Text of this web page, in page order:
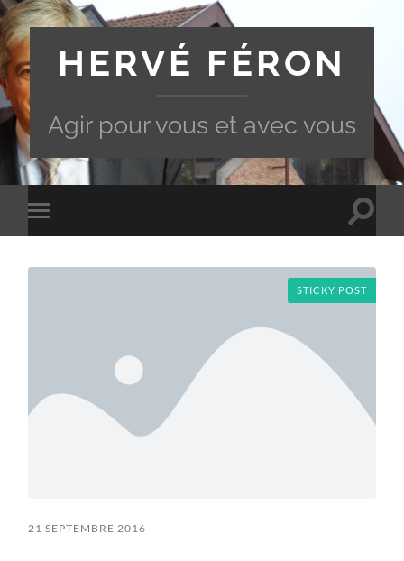
HERVÉ FÉRON
Agir pour vous et avec vous
Toggle
mobile
Toggle
STICKY POST
21 SEPTEMBRE 2016